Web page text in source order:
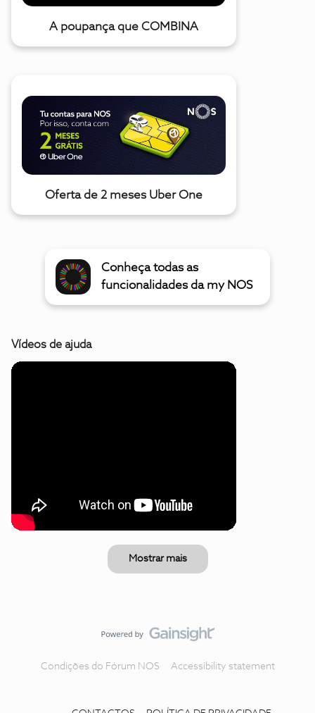
A poupança que COMBINA
Oferta de 2 meses Uber One
Conheça todas as
funcionalidades da my NOS
Vídeos de ajuda
Mostrar mais
Condições do Fórum NOS Accessibility statement